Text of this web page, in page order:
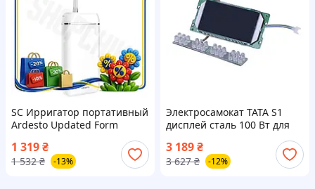
SC Ирригатор портативный
Ardesto Updated Form
беспроводной для рта с 3
режимами давления 140 мл
аккуму CH2_99K
1 319₴
1 532 ₴ -13%
Электросамокат TATA S1
дисплей сталь 100 Вт для
SCH_13
3 189₴
3 627 ₴ -12%